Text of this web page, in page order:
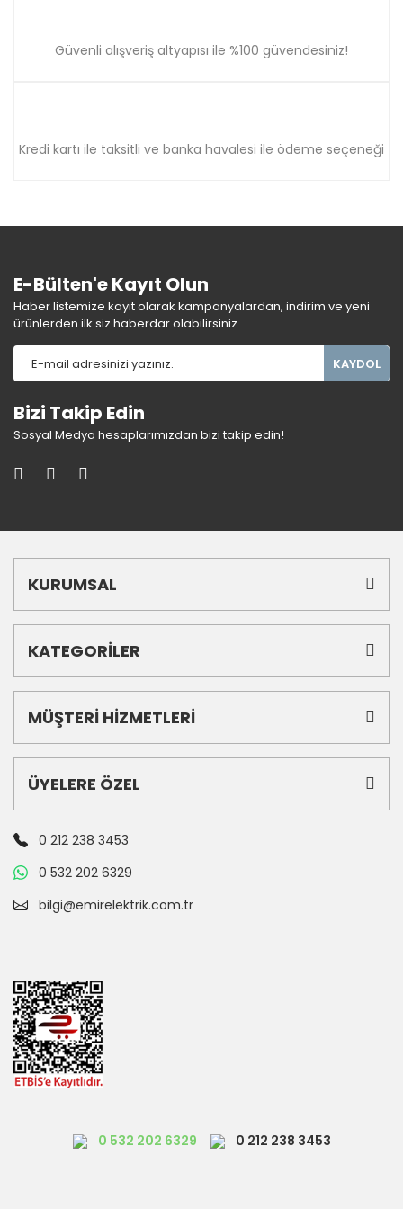
Güvenli alışveriş altyapısı ile %100 güvendesiniz!
Kredi kartı ile taksitli ve banka havalesi ile ödeme seçeneği
E-Bülten'e Kayıt Olun
Haber listemize kayıt olarak kampanyalardan, indirim ve yeni
ürünlerden ilk siz haberdar olabilirsiniz.
KAYDOL
Bizi Takip Edin
Sosyal Medya hesaplarımızdan bizi takip edin!
KURUMSAL
KATEGORİLER
MÜŞTERİ HİZMETLERİ
ÜYELERE ÖZEL
0 212 238 3453
0 532 202 6329
bilgi@emirelektrik.com.tr
0 532 202 6329 0 212 238 3453